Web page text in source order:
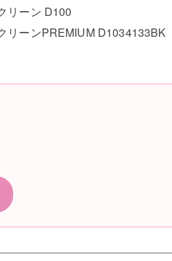
リーン D100
リーンPREMIUM D1034133BK